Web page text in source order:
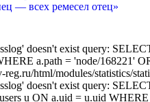
— всех ремесел отец»
doesn't exist query:
a.path = 'node/168221'
html/modules/statistics/
doesn't exist query:
u ON a.uid = u.uid